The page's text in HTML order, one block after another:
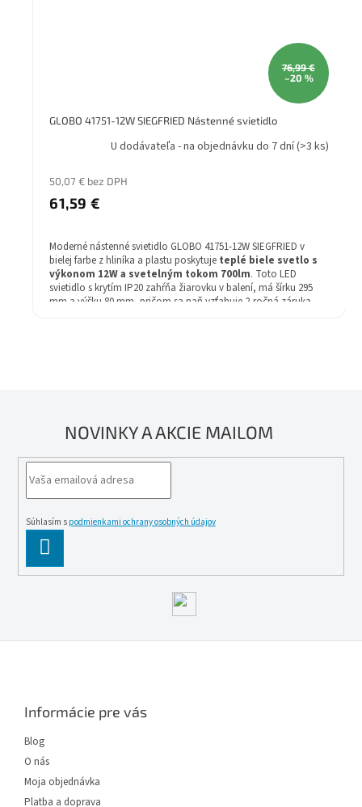
76,99 €
–20 %
GLOBO 41751-12W SIEGFRIED Nástenné svietidlo
U dodávateľa - na objednávku do 7 dní(>3 ks)
50,07 € bez DPH
61,59 €
Moderné nástenné svietidlo GLOBO 41751-12W SIEGFRIED v
bielej farbe z hliníka a plastu poskytuje teplé biele svetlo s
výkonom 12W a svetelným tokom 700lm. Toto LED
svietidlo s krytím IP20 zahŕňa žiarovku v balení, má šírku 295
mm a výšku 80 mm, pričom sa naň vzťahuje 2-ročná záruka.
NOVINKY A AKCIE MAILOM
Súhlasím s podmienkami ochrany osobných údajov
SE
Informácie pre vás
Blog
O nás
Moja objednávka
Platba a doprava